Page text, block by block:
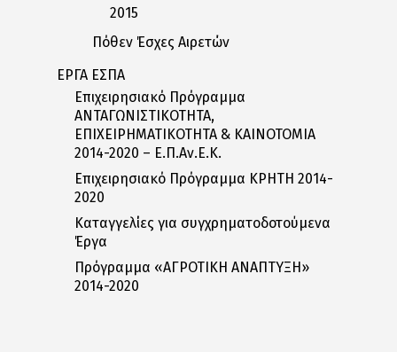
2015
Πόθεν Έσχες Αιρετών
ΕΡΓΑ ΕΣΠΑ
Επιχειρησιακό Πρόγραμμα
ΑΝΤΑΓΩΝΙΣΤΙΚΟΤΗΤΑ,
ΕΠΙΧΕΙΡΗΜΑΤΙΚΟΤΗΤΑ & ΚΑΙΝΟΤΟΜΙΑ
2014-2020 – Ε.Π.Αν.Ε.Κ.
Επιχειρησιακό Πρόγραμμα ΚΡΗΤΗ 2014-
2020
Καταγγελίες για συγχρηματοδοτούμενα
Έργα
Πρόγραμμα «ΑΓΡΟΤΙΚΗ ΑΝΑΠΤΥΞΗ»
2014-2020